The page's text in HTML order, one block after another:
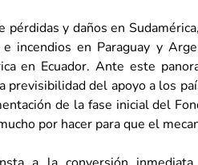
y daños en
incendios en Paraguay y
en Ecuador. Ante este
del apoyo a los
de la fase inicial del
por hacer para que el